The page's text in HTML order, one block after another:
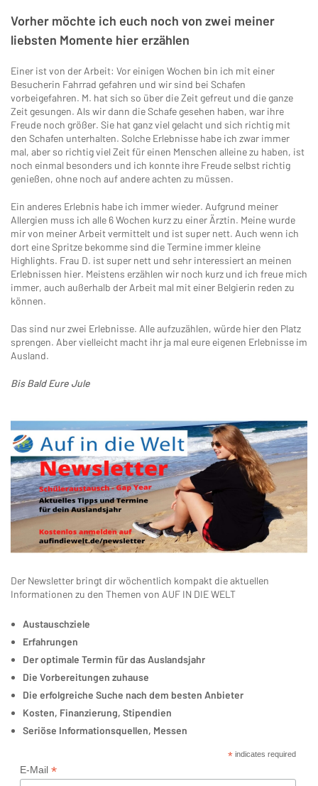
Vorher möchte ich euch noch von zwei meiner
liebsten Momente hier erzählen
Einer ist von der Arbeit: Vor einigen Wochen bin ich mit einer
Besucherin Fahrrad gefahren und wir sind bei Schafen
vorbeigefahren. M. hat sich so über die Zeit gefreut und die ganze
Zeit gesungen. Als wir dann die Schafe gesehen haben, war ihre
Freude noch größer. Sie hat ganz viel gelacht und sich richtig mit
den Schafen unterhalten. Solche Erlebnisse habe ich zwar immer
mal, aber so richtig viel Zeit für einen Menschen alleine zu haben, ist
noch einmal besonders und ich konnte ihre Freude selbst richtig
genießen, ohne noch auf andere achten zu müssen.
Ein anderes Erlebnis habe ich immer wieder. Aufgrund meiner
Allergien muss ich alle 6 Wochen kurz zu einer Ärztin. Meine wurde
mir von meiner Arbeit vermittelt und ist super nett. Auch wenn ich
dort eine Spritze bekomme sind die Termine immer kleine
Highlights. Frau D. ist super nett und sehr interessiert an meinen
Erlebnissen hier. Meistens erzählen wir noch kurz und ich freue mich
immer, auch außerhalb der Arbeit mal mit einer Belgierin reden zu
können.
Das sind nur zwei Erlebnisse. Alle aufzuzählen, würde hier den Platz
sprengen. Aber vielleicht macht ihr ja mal eure eigenen Erlebnisse im
Ausland.
Bis Bald Eure Jule
Der Newsletter bringt dir wöchentlich kompakt die aktuellen
Informationen zu den Themen von AUF IN DIE WELT
Austauschziele
Erfahrungen
Der optimale Termin für das Auslandsjahr
Die Vorbereitungen zuhause
Die erfolgreiche Suche nach dem besten Anbieter
Kosten, Finanzierung, Stipendien
Seriöse Informationsquellen, Messen
*indicates required
E-Mail *